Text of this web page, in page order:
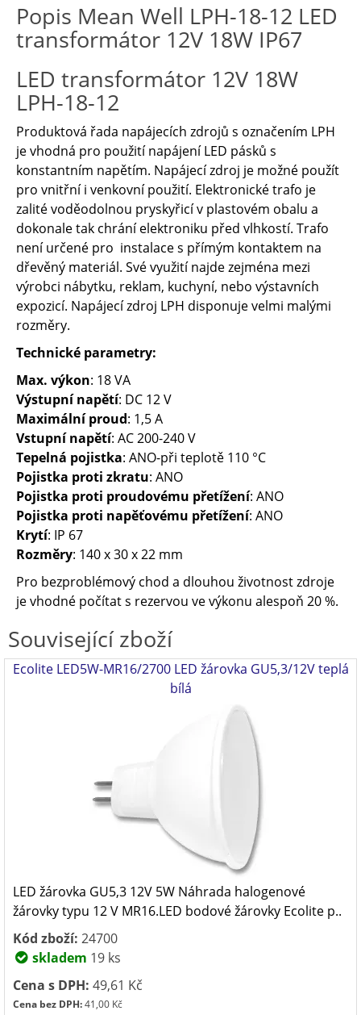
Popis Mean Well LPH-18-12 LED
transformátor 12V 18W IP67
LED transformátor 12V 18W
LPH-18-12
Produktová řada napájecích zdrojů s označením LPH
je vhodná pro použití napájení LED pásků s
konstantním napětím. Napájecí zdroj je možné použít
pro vnitřní i venkovní použití. Elektronické trafo je
zalité voděodolnou pryskyřicí v plastovém obalu a
dokonale tak chrání elektroniku před vlhkostí. Trafo
není určené pro instalace s přímým kontaktem na
dřevěný materiál. Své využití najde zejména mezi
výrobci nábytku, reklam, kuchyní, nebo výstavních
expozicí. Napájecí zdroj LPH disponuje velmi malými
rozměry.
Technické parametry:
Max. výkon: 18 VA
Výstupní napětí: DC 12 V
Maximální proud: 1,5 A
Vstupní napětí: AC 200-240 V
Tepelná pojistka: ANO-při teplotě 110 °C
Pojistka proti zkratu: ANO
Pojistka proti proudovému přetížení: ANO
Pojistka proti napěťovému přetížení: ANO
Krytí: IP 67
Rozměry: 140 x 30 x 22 mm
Pro bezproblémový chod a dlouhou životnost zdroje
je vhodné počítat s rezervou ve výkonu alespoň 20 %.
Související zboží
Ecolite LED5W-MR16/2700 LED žárovka GU5,3/12V teplá
bílá
LED žárovka GU5,3 12V 5W Náhrada halogenové
žárovky typu 12 V MR16.LED bodové žárovky Ecolite p..
Kód zboží: 24700
skladem 19 ks
Cena s DPH: 49,61 Kč
Cena bez DPH:41,00 Kč